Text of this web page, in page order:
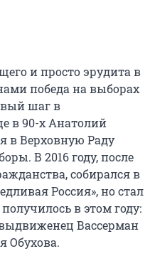
и просто эрудита в
победа на выборах
шаг в
в 90-х Анатолий
в Верховную Раду
В 2016 году, после
собирался в
Россия», но стал
в этом году:
Вассерман
Обухова.